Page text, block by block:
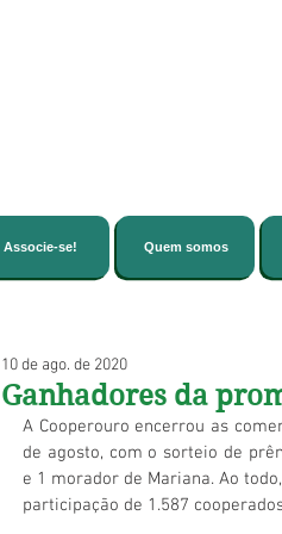
Associe-se! Quem somos
Ganhadores da
10 de ago. de 2020
A Cooperouro encerrou as
de agosto, com o sorteio de
e 1 morador de Mariana. Ao
participação de 1.587